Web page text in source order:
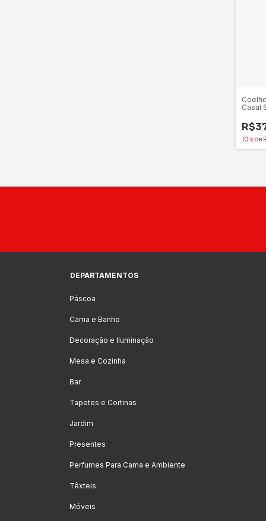
Casal
10 xde
DEPARTAMENTOS
Páscoa
Cama e Banho
Decoração e Iluminação
Mesa e Cozinha
Bar
Tapetes e Cortinas
Jardim
Presentes
Perfumes Para Cama e Ambiente
Têxteis
Móveis